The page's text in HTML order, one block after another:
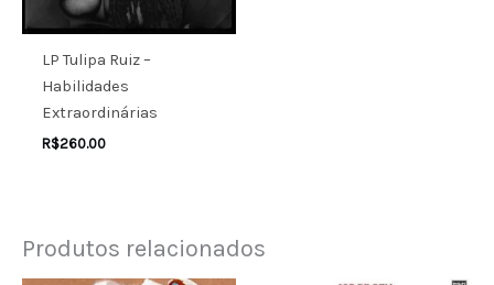
LP Tulipa Ruiz –
Habilidades
Extraordinárias
R$260.00
Produtos relacionados